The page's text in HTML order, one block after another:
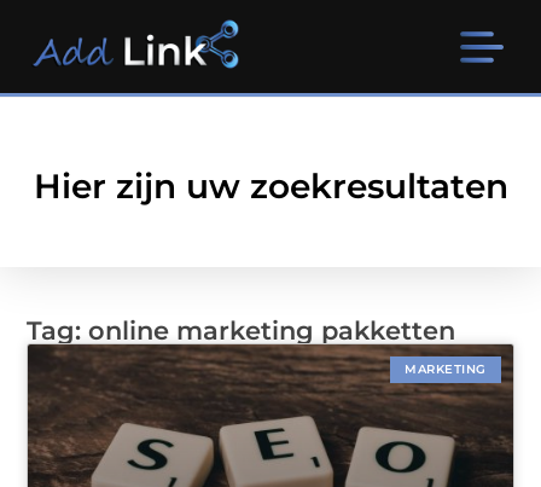
Hier zijn uw zoekresultaten
Tag: online marketing pakketten
MARKETING